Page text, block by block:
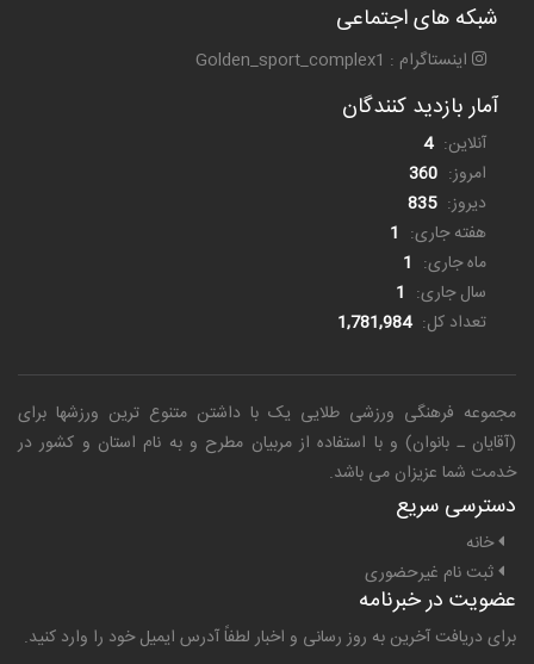
شبکه های اجتماعی
اینستاگرام : Golden_sport_complex1
آمار بازدید کنندگان
آنلاین: 4
امروز: 360
دیروز: 835
هفته جاری: 1
ماه جاری: 1
سال جاری: 1
تعداد کل: 1,781,984
مجموعه فرهنگی ورزشی طلایی یک با داشتن متنوع ترین ورزشها برای
(آقایان ـ بانوان) و با استفاده از مربیان مطرح و به نام استان و کشور در
خدمت شما عزیزان می باشد.
دسترسی سریع
خانه
ثبت نام غیرحضوری
عضویت در خبرنامه
برای دریافت آخرین به روز رسانی و اخبار لطفاً آدرس ایمیل خود را وارد کنید.